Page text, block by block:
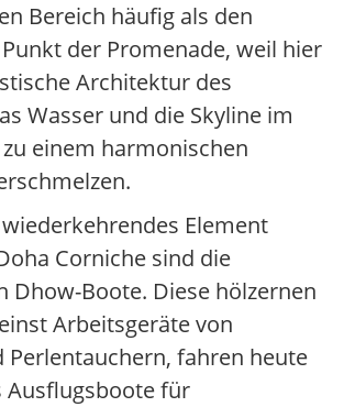
Bereich häufig als den
der Promenade, weil hier
Architektur des
Wasser und die Skyline im
einem harmonischen
Element
Corniche sind die
Dhow-Boote. Diese hölzernen
Arbeitsgeräte von
Perlentauchern, fahren heute
Ausflugsboote für